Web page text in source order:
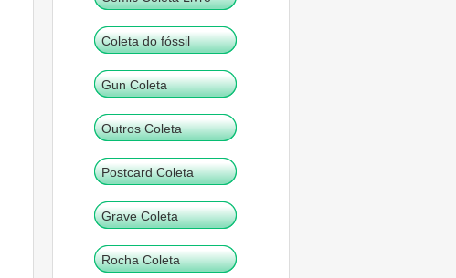
Coleta do fóssil
Gun Coleta
Outros Coleta
Postcard Coleta
Grave Coleta
Rocha Coleta